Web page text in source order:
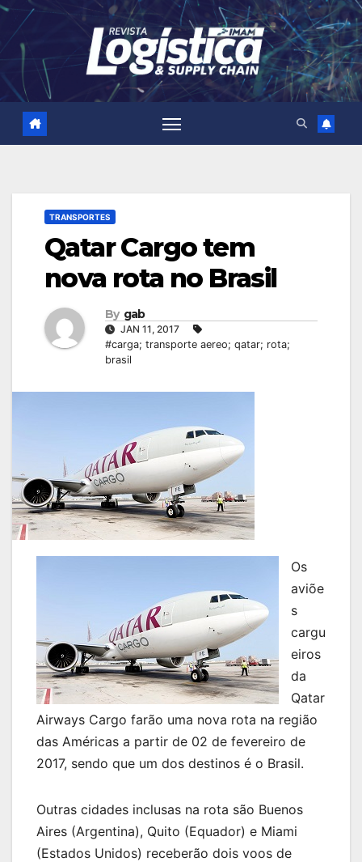
Skip
content
TRANSPORTES
Qatar Cargo tem
nova rota no Brasil
By gab
JAN 11, 2017
#carga; transporte aereo; qatar; rota;
brasil
Os
aviõe
s
cargu
eiros
da
Qatar
Airways Cargo farão uma nova rota na região
das Américas a partir de 02 de fevereiro de
2017, sendo que um dos destinos é o Brasil.
Outras cidades inclusas na rota são Buenos
Aires (Argentina), Quito (Equador) e Miami
(Estados Unidos) receberão dois voos de